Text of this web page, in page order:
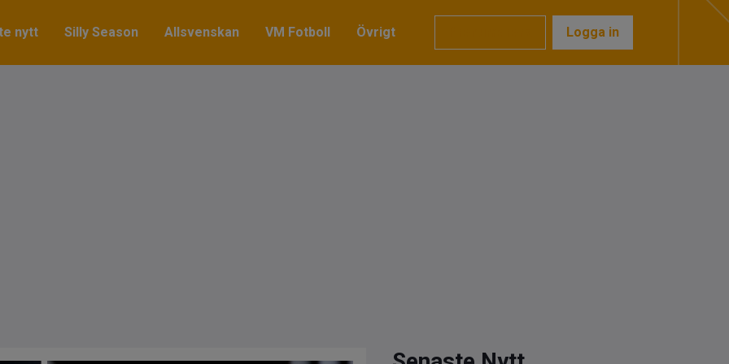
nytt Silly Season Allsvenskan VM Fotboll Övrigt Logga in